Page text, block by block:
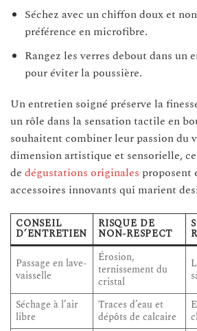
Séchez avec un chiffon doux et
préférence en microfibre.
Rangez les verres debout dans un
pour éviter la poussière.
Un entretien soigné préserve la
un rôle dans la sensation tactile en
souhaitent combiner leur passion du
dimension artistique et sensorielle,
de dégustations originales proposent
accessoires innovants qui marient
CONSEIL
D’ENTRETIEN
RISQUE DE
NON-RESPECT
Passage en lave-
vaisselle
Érosion,
ternissement du
cristal
Séchage à l’air
libre
Traces d’eau et
dépôts de calcaire